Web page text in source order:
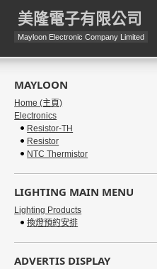
美隆電子有限公司
Mayloon Electronic Company Limited
MAYLOON
Home (主頁)
Electronics
Resistor-TH
Resistor
NTC Thermistor
LIGHTING MAIN MENU
Lighting Products
換燈預約安排
ADVERTIS DISPLAY